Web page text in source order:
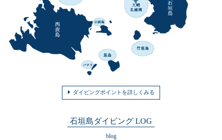
ダイビングポイントを詳しくみる
石垣島ダイビング LOG
blog